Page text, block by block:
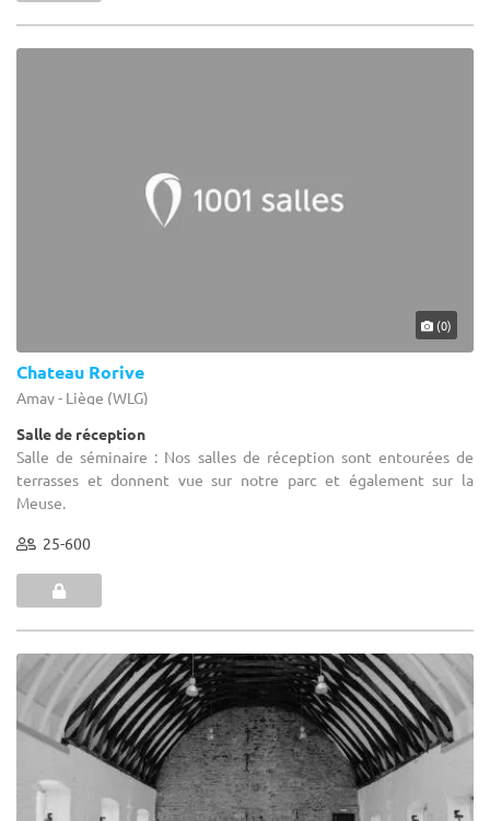
(0)
Chateau Rorive
Amay - Liège (WLG)
Salle de réception
Salle de séminaire : Nos salles de réception sont entourées de
terrasses et donnent vue sur notre parc et également sur la
Meuse.
25-600